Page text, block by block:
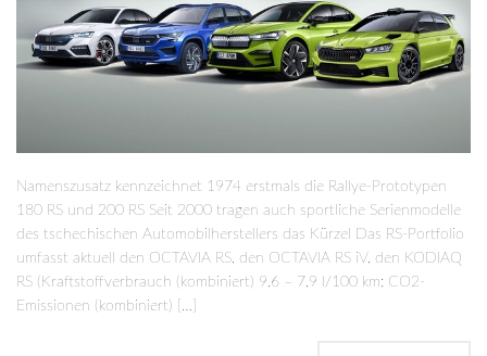
Namenszusatz kennzeichnet 1974 erstmals die Rallye-Prototypen
180 RS und 200 RS Seit 2000 tragen auch sportliche Serienmodelle
des tschechischen Automobilherstellers das Kürzel Das RS-Portfolio
umfasst aktuell den OCTAVIA RS, den OCTAVIA RS iV, den KODIAQ
RS (Kraftstoffverbrauch (kombiniert) 9,6 – 7,9 l/100 km; CO2-
Emissionen (kombiniert) […]